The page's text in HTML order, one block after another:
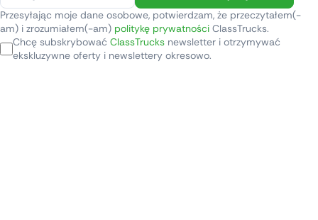
Przesyłając moje dane osobowe, potwierdzam, że przeczytałem(-
am) i zrozumiałem(-am) politykę prywatności ClassTrucks.
Chcę subskrybować ClassTrucks newsletter i otrzymywać
ekskluzywne oferty i newslettery okresowo.